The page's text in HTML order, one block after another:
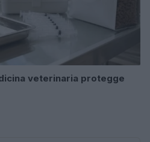
veterinaria protegge